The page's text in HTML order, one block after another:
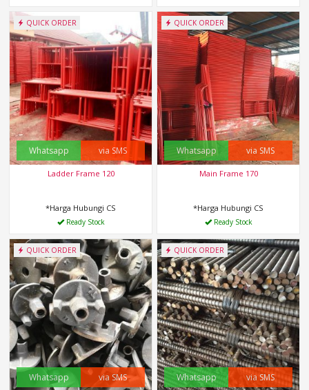
QUICK ORDER
Whatsapp via SMS
Ladder Frame 120
*Harga Hubungi CS
Ready Stock
QUICK ORDER
Whatsapp via SMS
Main Frame 170
*Harga Hubungi CS
Ready Stock
QUICK ORDER
Whatsapp via SMS
QUICK ORDER
Whatsapp via SMS